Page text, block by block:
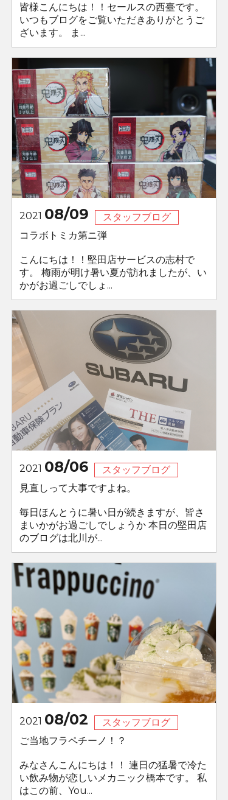
皆様こんにちは！！セールスの西臺です。
いつもブログをご覧いただきありがとうご
ざいます。 ま...
2021 08/09
スタッフブログ
コラボトミカ第ニ弾
こんにちは！！堅田店サービスの志村で
す。 梅雨が明け暑い夏が訪れましたが、い
かがお過ごしでしょ...
2021 08/06
スタッフブログ
見直しって大事ですよね。
毎日ほんとうに暑い日が続きますが、皆さ
まいかがお過ごしでしょうか 本日の堅田店
のブログは北川が...
2021 08/02
スタッフブログ
ご当地フラペチーノ！？
みなさんこんにちは！！ 連日の猛暑で冷た
い飲み物が恋しいメカニック橋本です。 私
はこの前、You...